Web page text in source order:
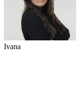
Ivana